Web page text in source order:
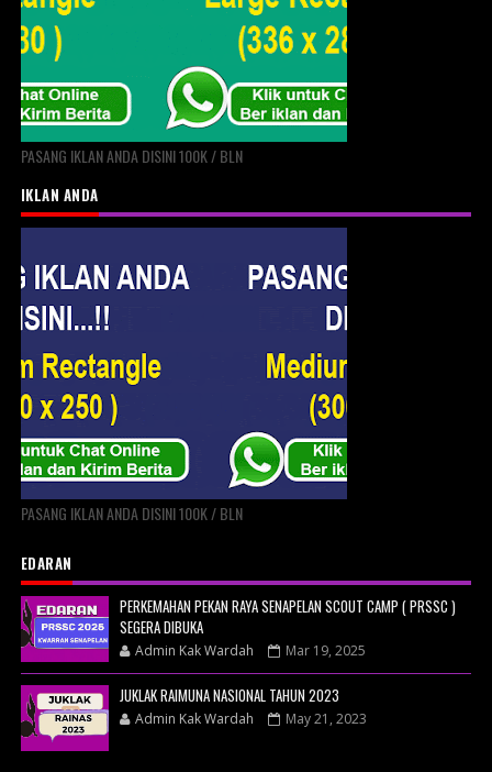
PASANG IKLAN ANDA DISINI 100K / BLN
IKLAN ANDA
PASANG IKLAN ANDA DISINI 100K / BLN
EDARAN
PERKEMAHAN PEKAN RAYA SENAPELAN SCOUT CAMP ( PRSSC )
SEGERA DIBUKA
Admin Kak Wardah Mar 19, 2025
JUKLAK RAIMUNA NASIONAL TAHUN 2023
Admin Kak Wardah May 21, 2023